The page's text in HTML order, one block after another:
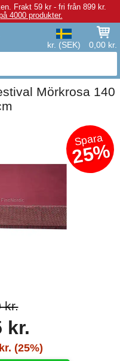
Frakt 59 kr - fri från 899 kr.
4000 produkter.
kr. (SEK) 0,00 kr.
Mörkrosa 140
Spara
25%
kr.
kr.
(25%)